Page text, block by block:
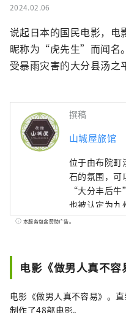
2024.02.06
说起日本的国民电影，电
昵称为“虎先生”而闻名
受暴雨灾害的大分县汤之
撰稿
山城屋旅馆
位于由布院町
石的氛围，可
“大分丰后
也被认定为九
本服务包含赞助广告。
电影《做男人真不容
电影《做男人真不容易》。
制作了48部电影。